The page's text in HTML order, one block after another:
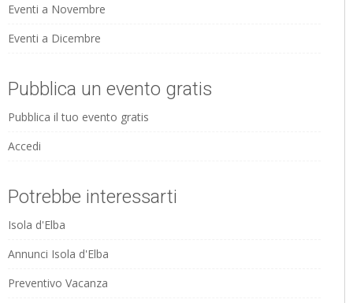
Eventi a Novembre
Eventi a Dicembre
Pubblica un evento gratis
Pubblica il tuo evento gratis
Accedi
Potrebbe interessarti
Isola d'Elba
Annunci Isola d'Elba
Preventivo Vacanza